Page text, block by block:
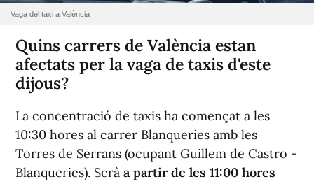
Vaga del taxi a València
Quins carrers de València estan
afectats per la vaga de taxis d'este
dijous?
La concentració de taxis ha començat a les
10:30 hores al carrer Blanqueries amb les
Torres de Serrans (ocupant Guillem de Castro -
Blanqueries). Serà a partir de les 11:00 hores